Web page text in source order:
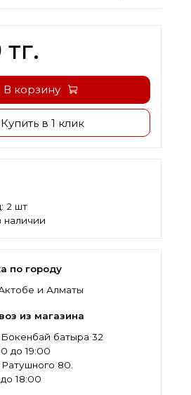
В корзину
Купить в 1 клик
2 шт
наличии
по городу
и Алматы
из магазина
Бокенбай батыра 32
до 19:00
80.
18:00